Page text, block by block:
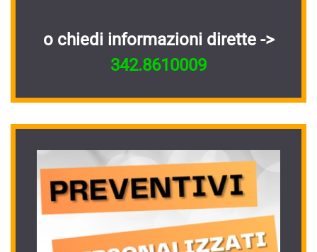
o chiedi informazioni dirette ->
342.8610009